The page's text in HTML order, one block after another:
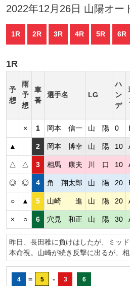
2022年12月26日 山陽オー
1R 2R 3R 4R 5R 6R
1R
予
想
雨
予
想
車
番
選手名 LG
ハ
ン
デ
× 1 岡本 信一 山 陽 0
▲ 2 岡本 博幸 山 陽 10
△ △ 3 相馬 康夫 川 口 10
◎ ◎ 4 角 翔太郎 山 陽 20
○ ▲ 5 山崎 進 山 陽 20
× ○ 6 穴見 和正 山 陽 30
昨日、長田稚に負けはしたが、ミッ
本命視。山崎が続き反撃に出るが、
4 = 5 - 3 6